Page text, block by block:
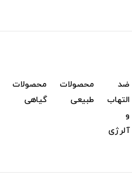
ضد
التهاب
و
آلرژی
محصولات
طبیعی
محصولات
گیاهی